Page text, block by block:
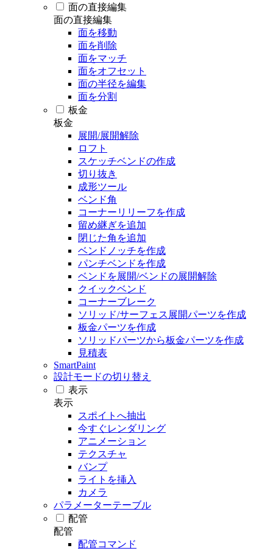
面の直接編集
面の直接編集
面を移動
面を削除
面をマッチ
面をオフセット
面の半径を編集
面を分割
板金
板金
展開/展開解除
ロフト
スケッチベンドの作成
切り抜き
成形ツール
ベンド角
コーナーリリーフを作成
留め継ぎを追加
閉じた角を追加
ベンドノッチを作成
パンチベンドを作成
ベンドを展開/ベンドの展開解除
クイックベンド
コーナーブレーク
ソリッド/サーフェス展開パーツを作成
板金パーツを作成
ソリッドパーツから板金パーツを作成
見積表
SmartPaint
設計モードの切り替え
表示
表示
スポイトへ抽出
今すぐレンダリング
アニメーション
テクスチャ
バンプ
ライトを挿入
カメラ
パラメーターテーブル
配管
配管
配管コマンド